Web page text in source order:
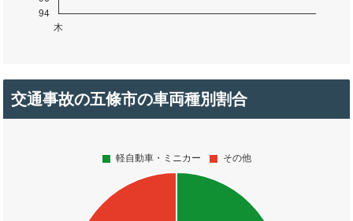
交通事故の五條市の車両種別割合